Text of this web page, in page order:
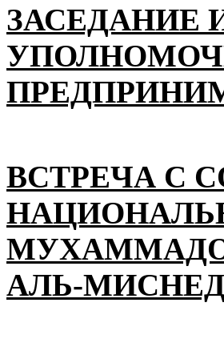
ЗАСЕДАНИЕ
ВСТРЕЧА С
АЛЬ-